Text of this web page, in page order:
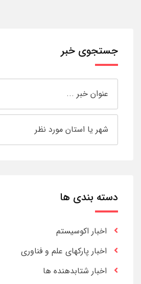
جستجوی خبر
دسته بندی ها
اخبار اکوسیستم
اخبار پارکهای علم و فناوری
اخبار شتابدهنده ها